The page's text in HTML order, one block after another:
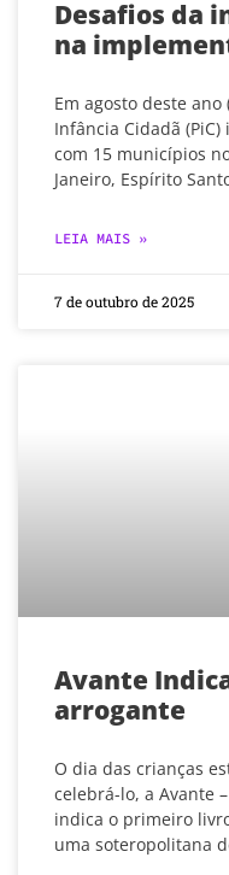
Desafios da
na
Em agosto deste
Infância Cidadã
com 15 municípios
Janeiro, Espírito
LEIA MAIS »
7 de outubro de 2025
Avante
arrogante
O dia das crianças
celebrá-lo, a Avante
indica o primeiro
uma soteropolitana